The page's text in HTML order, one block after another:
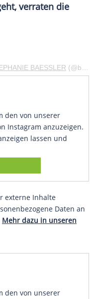
verraten die
BAESSLER (@baesslertwins) am
den von unserer
Instagram anzuzeigen.
lassen und
externe Inhalte
Daten an
Mehr dazu in unseren
den von unserer